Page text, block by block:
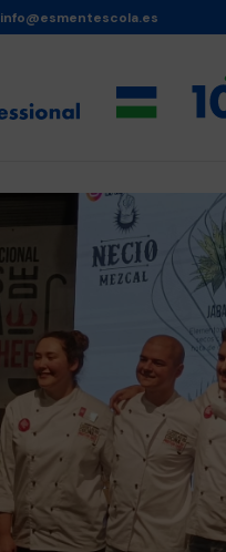
info@esmentescola.es